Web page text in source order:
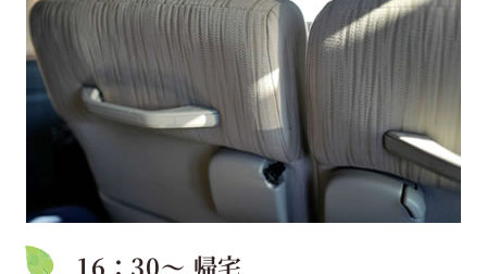
16：30～ 帰宅